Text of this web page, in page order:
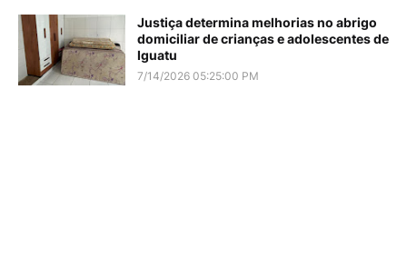
Justiça determina melhorias no abrigo
domiciliar de crianças e adolescentes de
Iguatu
7/14/2026 05:25:00 PM